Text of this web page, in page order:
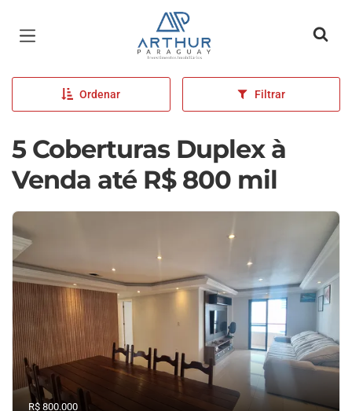
Página inicial
Ordenar Filtrar
5 Coberturas Duplex à
Venda até R$ 800 mil
R$ 800.000